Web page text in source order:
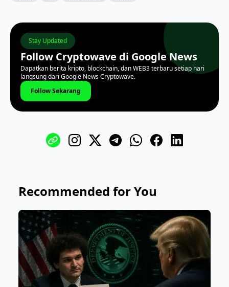
Stay Updated
Follow Cryptowave di Google News
Dapatkan berita kripto, blockchain, dan WEB3 terbaru setiap hari
langsung dari Google News Cryptowave.
Follow Sekarang
Recommended for You